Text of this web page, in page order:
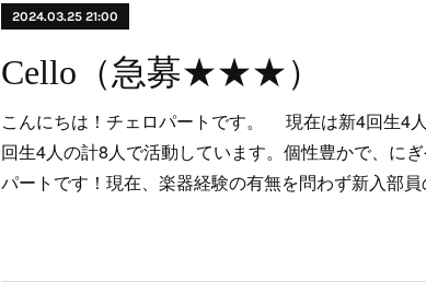
2024.03.25 21:00
Cello（急募★★★）
こんにちは！チェロパートです。 現在は新4回生4
回生4人の計8人で活動しています。個性豊かで、に
パートです！現在、楽器経験の有無を問わず新入部